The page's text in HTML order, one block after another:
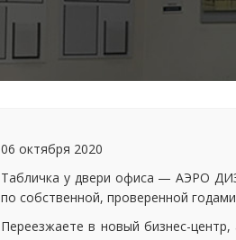
06 октября 2020
Табличка у двери офиса — АЭРО
по собственной, проверенной
Переезжаете в новый бизнес-